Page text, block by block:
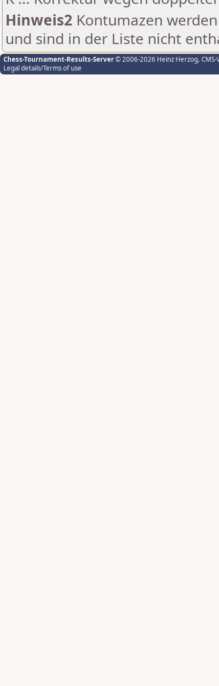
Hinweis2 Kontumazen
und sind in der Liste nicht
Chess-Tournament-Results-Server© 2006-2026 Heinz Herzog,
Legal details/Terms of use